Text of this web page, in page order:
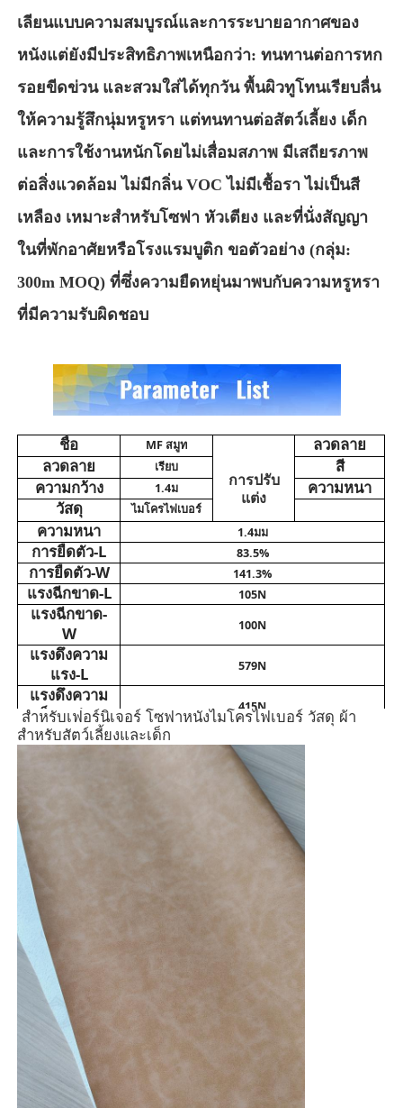
การควบคุมคุณภาพ
ติดต่อเรา
ข่าว
กรณี
วัสดุหนังโซฟา
วัสดุ Eco Leather
สิวซิลิโคน
ผิวหนังไมโครไฟเบอร์
วัสดุหนัง PU
วัสดุของรองเท้าป้องกัน
วัสดุหนังกลับ
วัสดุ Eco Suede
ผ้าหนังกลับ
ผิวหนัง PU ปลอดสารละลาย
หนัง Alcantara
หนังรถยนต์
รองเท้า วัสดุหนัง
เลียนแบบความสมบูรณ์และการระบายอากาศของ
หนังแต่ยังมีประสิทธิภาพเหนือกว่า: ทนทานต่อการหก
รอยขีดข่วน และสวมใส่ได้ทุกวัน พื้นผิวทูโทนเรียบลื่น
ให้ความรู้สึกนุ่มหรูหรา แต่ทนทานต่อสัตว์เลี้ยง เด็ก
และการใช้งานหนักโดยไม่เสื่อมสภาพ มีเสถียรภาพ
ต่อสิ่งแวดล้อม ไม่มีกลิ่น VOC ไม่มีเชื้อรา ไม่เป็นสี
เหลือง เหมาะสำหรับโซฟา หัวเตียง และที่นั่งสัญญา
ในที่พักอาศัยหรือโรงแรมบูติก ขอตัวอย่าง (กลุ่ม:
300m MOQ) ที่ซึ่งความยืดหยุ่นมาพบกับความหรูหรา
ที่มีความรับผิดชอบ
ชื่อ MF สมูท
การปรับ
แต่ง
ลวดลาย
ลวดลาย
เรียบ
สี
ความกว้าง
1.4ม
ความหนา
วัสดุ
ไมโครไฟเบอร์
ความหนา 1.4มม
การยืดตัว-L 83.5%
การยืดตัว-W 141.3%
แรงฉีกขาด-L 105N
แรงฉีกขาด-
W
100N
แรงดึงความ
แรง-L
579N
แรงดึงความ
แข็งแกร่ง-W
415N
ความ
>500000
(300w, 24h)
ปอก
แอปพลิเคชัน เฟอร์นิเจอร์, โซฟา, เก้าอี้, เตียง,
สำหรับเฟอร์นิเจอร์ โซฟาหนังไมโครไฟเบอร์ วัสดุ ผ้า
สำหรับสัตว์เลี้ยงและเด็ก